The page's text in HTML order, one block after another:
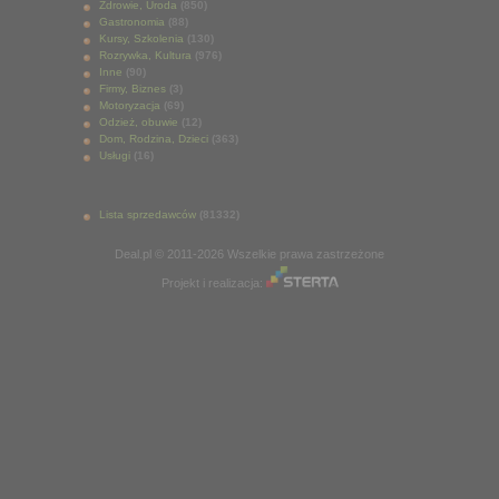
Zdrowie, Uroda (850)
Gastronomia (88)
Kursy, Szkolenia (130)
Rozrywka, Kultura (976)
Inne (90)
Firmy, Biznes (3)
Motoryzacja (69)
Odzież, obuwie (12)
Dom, Rodzina, Dzieci (363)
Usługi (16)
Lista sprzedawców (81332)
Deal.pl © 2011-2026 Wszelkie prawa zastrzeżone
Projekt i realizacja: